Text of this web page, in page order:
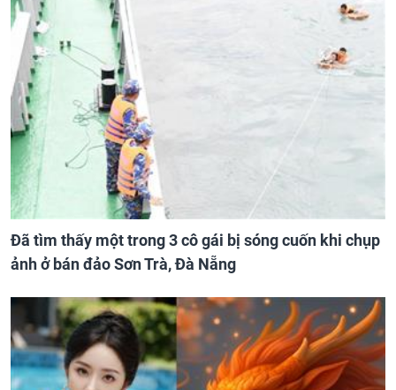
Đã tìm thấy một trong 3 cô gái bị sóng cuốn khi chụp
ảnh ở bán đảo Sơn Trà, Đà Nẵng